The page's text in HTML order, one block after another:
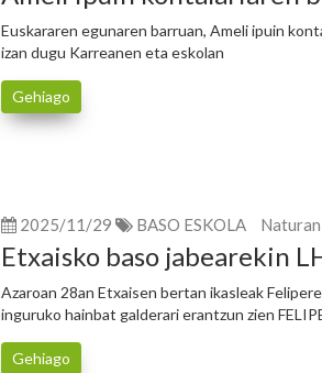
Euskararen egunaren barruan, Ameli ipuin
izan dugu Karreanen eta eskolan
Gehiago
2025/11/29 BASO ESKOLA
Etxaisko baso jabearekin
Azaroan 28an Etxaisen bertan ikasleak
inguruko hainbat galderari erantzun zien
Gehiago